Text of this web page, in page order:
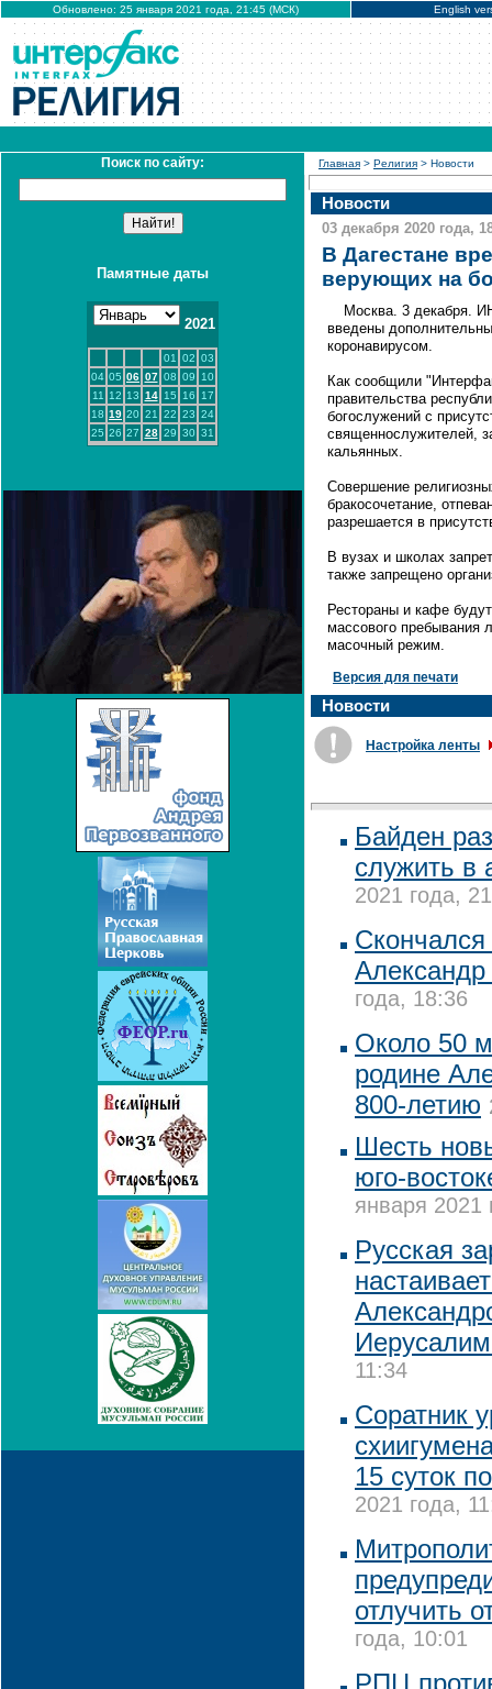
Обновлено: 25 января 2021 года, 21:45 (МСК) English
Поиск по сайту:
Памятные даты
2021
01 02 03
04 05 06 07 08 09
10
11
12 13 14 15 16
17
18 19 20 21 22 23 24
25 26 27 28 29 30 31
Главная > Религия > Новости
Новости
03 декабря 2020 года,
В Дагестане
верующих на
Москва. 3 декабря.
введены
коронавирусом.
Как сообщили
правительства
богослужений с
священнослужителей,
кальянных.
Совершение
бракосочетание,
разрешается в
В вузах и школах
также запрещено
Рестораны и кафе
массового пребывания
масочный режим.
Версия для печати
Новости
Настройка ленты
Байден
служить
2021 года,
Александр
года, 18:36
Около 50
родине
800-летию
Шесть
юго-
января 2021
Русская
11:34
Соратник
15 суток
2021 года,
отлучить
года, 10:01
РПЦ